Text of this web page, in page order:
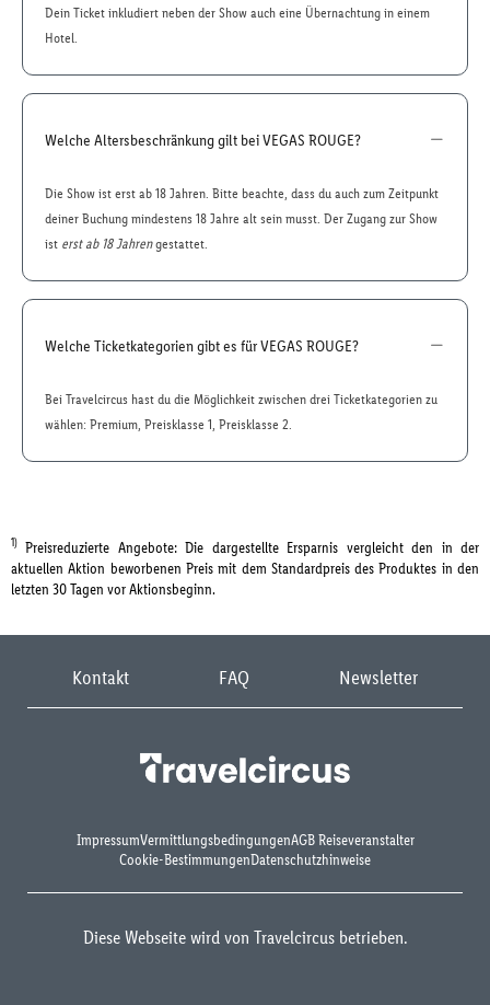
Dein Ticket inkludiert neben der Show auch eine Übernachtung in einem
Hotel.
Welche Altersbeschränkung gilt bei VEGAS ROUGE?
Die Show ist erst ab 18 Jahren. Bitte beachte, dass du auch zum Zeitpunkt
deiner Buchung mindestens 18 Jahre alt sein musst. Der Zugang zur Show
ist erst ab 18 Jahrengestattet.
Welche Ticketkategorien gibt es für VEGAS ROUGE?
Bei Travelcircus hast du die Möglichkeit zwischen drei Ticketkategorien zu
wählen: Premium, Preisklasse 1, Preisklasse 2.
1) Preisreduzierte Angebote: Die dargestellte Ersparnis vergleicht den in der
aktuellen Aktion beworbenen Preis mit dem Standardpreis des Produktes in den
letzten 30 Tagen vor Aktionsbeginn.
Kontakt FAQ Newsletter
ImpressumVermittlungsbedingungenAGB Reiseveranstalter
Cookie-BestimmungenDatenschutzhinweise
Diese Webseite wird von Travelcircus betrieben.